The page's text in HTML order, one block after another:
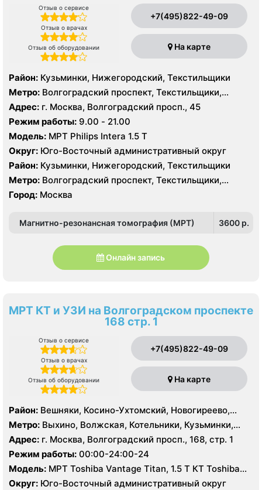
Отзыв о сервисе
Отзыв о врачах
Отзыв об оборудовании
+7(495)822-49-09
На карте
Район: Кузьминки, Нижегородский, Текстильщики
Метро: Волгоградский проспект, Текстильщики,
Угрешская
Адрес: г. Москва, Волгоградский просп., 45
Режим работы:
9.00 - 21.00
Модель: МРТ Philips Intera 1.5 T
Округ: Юго-Восточный административный округ
Район: Кузьминки, Нижегородский, Текстильщики
Метро: Волгоградский проспект, Текстильщики,
Угрешская
Город: Москва
Магнитно-резонансная томография (МРТ) 3600 p.
Онлайн запись
МРТ КТ и УЗИ на Волгоградском проспекте
168 стр. 1
Отзыв о сервисе
Отзыв о врачах
Отзыв об оборудовании
+7(495)822-49-09
На карте
Район: Вешняки, Косино-Ухтомский, Новогиреево,
Новокосино, Выхино-Жулебино, Кузьминки, Люблино,
Некрасовка, Нижегородский, Печатники, Рязанский,
Текстильщики
Метро: Выхино, Волжская, Котельники, Кузьминки,
Лермонтовский проспект, Печатники, Рязанский
проспект, Текстильщики, Лухмановская, Окская,
Стахановская , Улица Дмитриевского, Юго-Восточная,
Некрасовка
Адрес: г. Москва, Волгоградский просп., 168, стр. 1
Режим работы: 00:00-24:00-24
Модель: МРТ Toshiba Vantage Titan, 1.5 Т КТ Toshiba
Aquilion 64 среза, УЗИ
Округ: Юго-Восточный административный округ